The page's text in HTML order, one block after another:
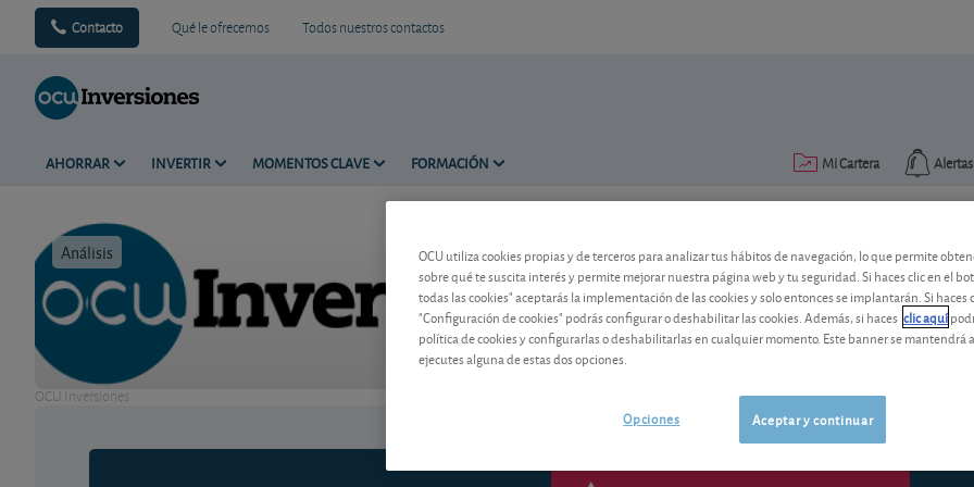
Contacto Qué le ofrecemos Todos nuestros contactos
AHORRAR INVERTIR MOMENTOS CLAVE FORMACIÓN Alertas
Mi Cartera
Análisis Tiempo de lectura: 1 min.
OCU Inversiones
Gamesa: ¡vuelven los
Los resultados del primer trimestre
OCU utiliza cookies propias y de terceros para analizar tus hábitos de navegación, lo que permite
sobre qué te suscita interés y permite mejorar nuestra página web y tu seguridad. Si haces clic en el
todas las cookies" aceptarás la implementación de las cookies y solo entonces se implantarán. Si haces
"Configuración de cookies" podrás configurar o deshabilitar las cookies. Además, si haces clic aquí
política de cookies y configurarlas o deshabilitarlas en cualquier momento. Este banner se mantendrá
ejecutes alguna de estas dos opciones.
Aceptar y continuar
Opciones